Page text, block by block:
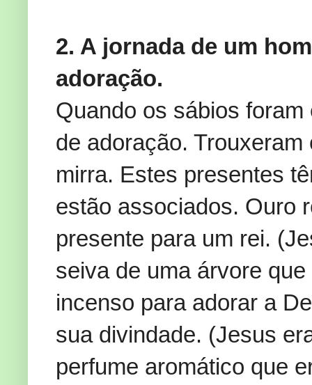
2. A jornada de um
adoração.
Quando os sábios
de adoração.
mirra. Estes presentes
estão associados. Ouro
presente para um rei.
seiva de uma árvore
incenso para adorar a
sua divindade. (Jesus
perfume aromático que